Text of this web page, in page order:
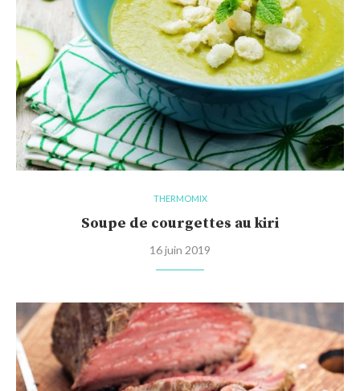
THERMOMIX
Soupe de courgettes au kiri
16 juin 2019